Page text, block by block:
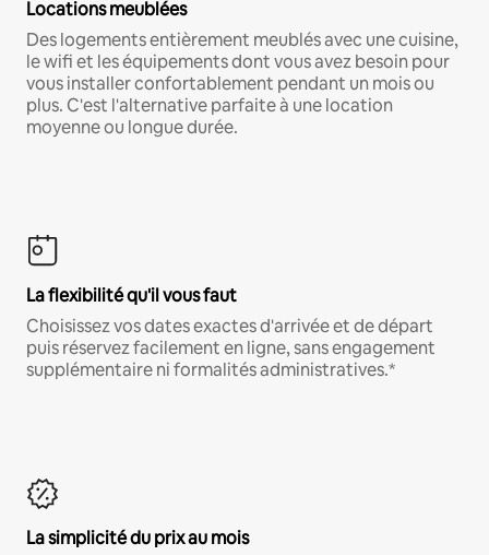
Locations meublées
Des logements entièrement meublés avec une cuisine,
le wifi et les équipements dont vous avez besoin pour
vous installer confortablement pendant un mois ou
plus. C'est l'alternative parfaite à une location
moyenne ou longue durée.
La flexibilité qu'il vous faut
Choisissez vos dates exactes d'arrivée et de départ
puis réservez facilement en ligne, sans engagement
supplémentaire ni formalités administratives.*
La simplicité du prix au mois